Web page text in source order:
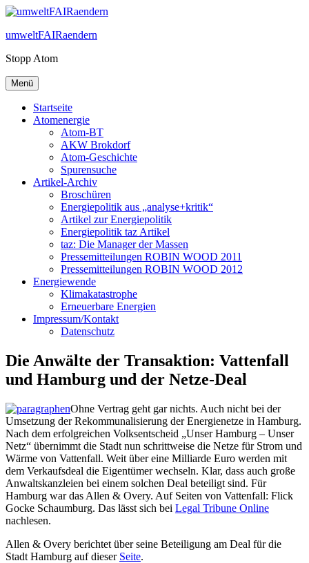
Zum
springen
umweltFAIRaendern
Stopp Atom
Menü
Startseite
Atomenergie
Atom-BT
AKW Brokdorf
Atom-Geschichte
Spurensuche
Artikel-Archiv
Broschüren
Energiepolitik aus „analyse+kritik“
Artikel zur Energiepolitik
Energiepolitik taz Artikel
taz: Die Manager der Massen
Pressemitteilungen ROBIN WOOD 2011
Pressemitteilungen ROBIN WOOD 2012
Energiewende
Klimakatastrophe
Erneuerbare Energien
Impressum/Kontakt
Datenschutz
Die Anwälte der Transaktion: Vattenfall
und Hamburg und der Netze-Deal
Ohne Vertrag geht gar nichts. Auch nicht bei der
Umsetzung der Rekommunalisierung der Energienetze in Hamburg.
Nach dem erfolgreichen Volksentscheid „Unser Hamburg – Unser
Netz“ übernimmt die Stadt nun schrittweise die Netze für Strom und
Wärme von Vattenfall. Weit über eine Milliarde Euro werden mit
dem Verkaufsdeal die Eigentümer wechseln. Klar, dass auch große
Anwaltskanzleien bei einem solchen Deal beteiligt sind. Für
Hamburg war das Allen & Overy. Auf Seiten von Vattenfall: Flick
Gocke Schaumburg. Das lässt sich bei Legal Tribune Online
nachlesen.
Allen & Overy berichtet über seine Beteiligung am Deal für die
Stadt Hamburg auf dieser Seite.